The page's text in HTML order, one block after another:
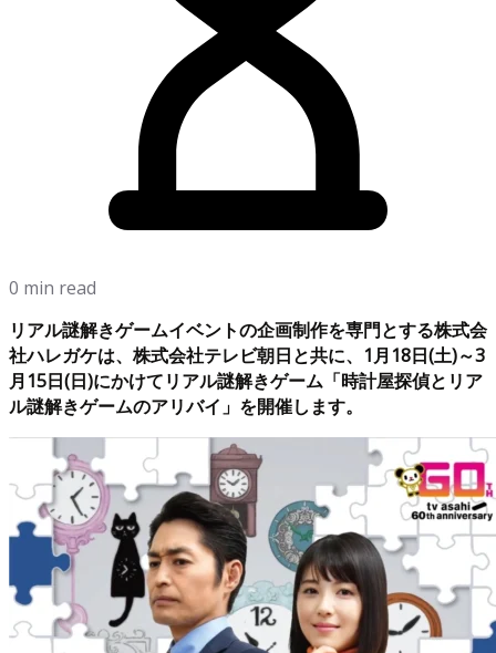
0 min read
リアル謎解きゲームイベントの企画制作を専門とする株式会
社ハレガケは、株式会社テレビ朝日と共に、1月18日(土)～3
月15日(日)にかけてリアル謎解きゲーム「時計屋探偵とリア
ル謎解きゲームのアリバイ」を開催します。